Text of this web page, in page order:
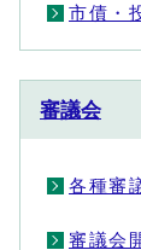
市債・
審議会
各種審
審議会